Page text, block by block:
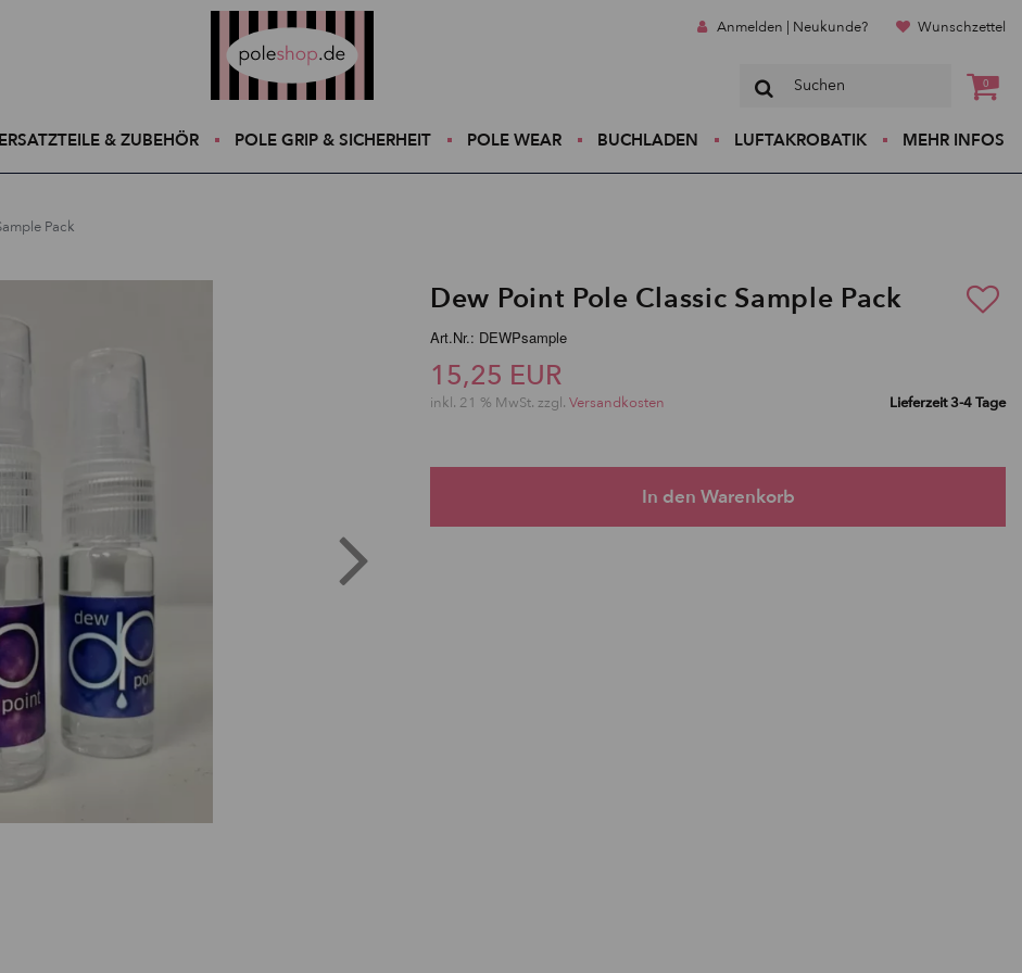
Anmelden | Neukunde? Wunschzettel
0
ERSATZTEILE & ZUBEHÖR POLE GRIP & SICHERHEIT POLE WEAR BUCHLADEN LUFTAKROBATIK MEHR INFOS
Pack
Dew Point Pole Classic Sample Pack
Art.Nr.: DEWPsample
15,25 EUR
inkl. 21 % MwSt. zzgl. Versandkosten Lieferzeit 3-4 Tage